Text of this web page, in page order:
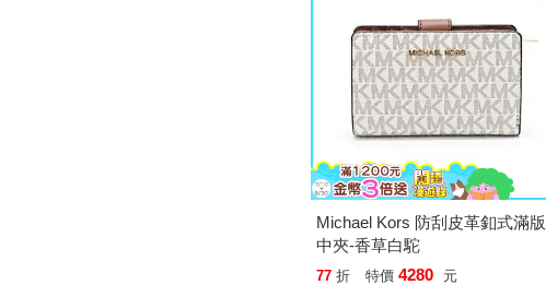
Michael Kors 防刮皮革釦式滿版
中夾-香草白駝
77 折 特價 4280 元